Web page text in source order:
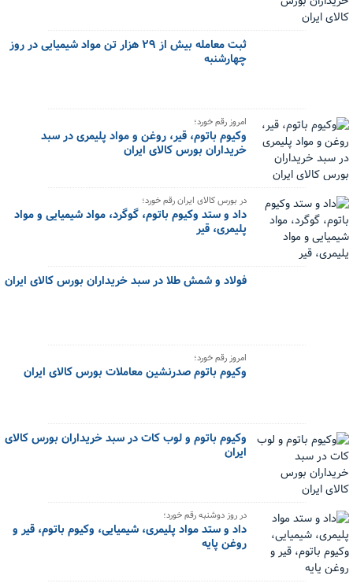
ثبت معامله بیش از ۲۹ هزار تن مواد شیمیایی در روز
چهارشنبه
امروز رقم خورد؛
وکیوم باتوم، قیر، روغن و مواد پلیمری در سبد
خریداران بورس کالای ایران
در بورس کالای ایران رقم خورد؛
داد و ستد وکیوم باتوم، گوگرد، مواد شیمیایی و مواد
پلیمری، قیر
فولاد و شمش طلا در سبد خریداران بورس کالای ایران
امروز رقم خورد؛
وکیوم باتوم صدرنشین معاملات بورس کالای ایران
وکیوم باتوم و لوب کات در سبد خریداران بورس کالای
ایران
در روز دوشنبه رقم خورد؛
داد و ستد مواد پلیمری، شیمیایی، وکیوم باتوم، قیر و
روغن پایه